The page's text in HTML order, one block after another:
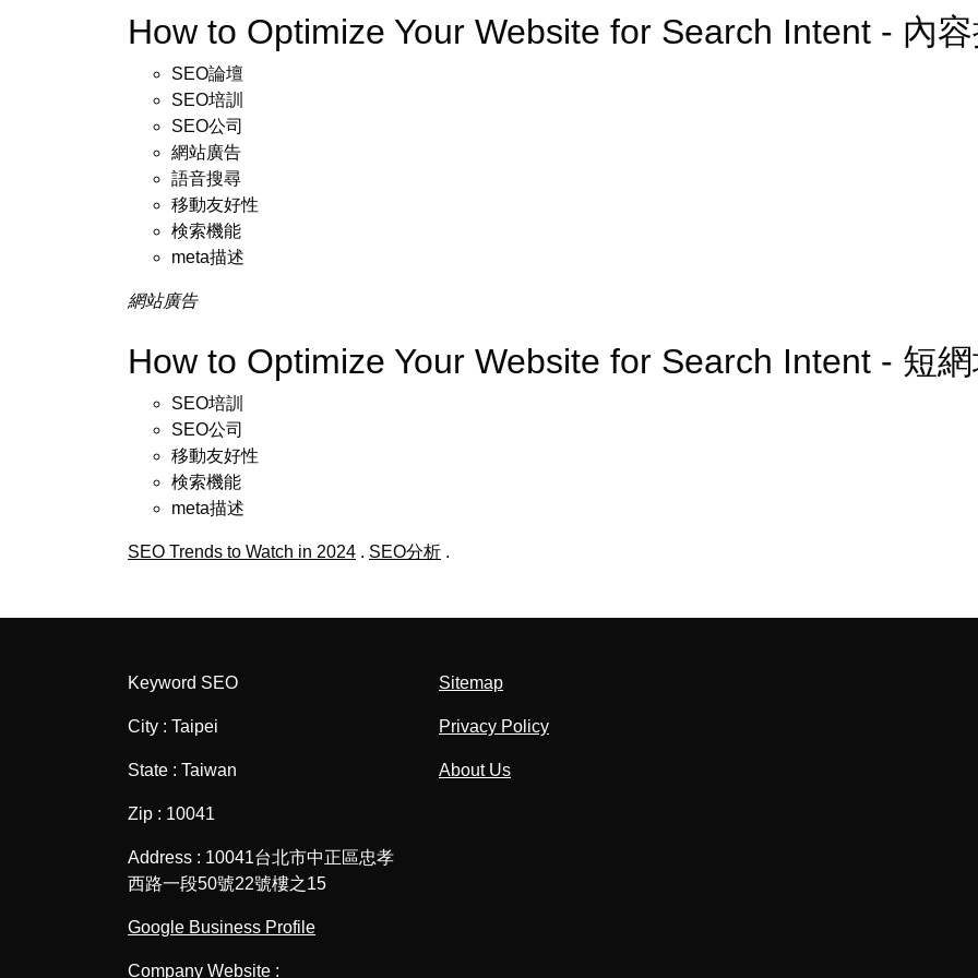
How to Optimize Your Website for Search Intent - 內
SEO論壇
SEO培訓
SEO公司
網站廣告
語音搜尋
移動友好性
検索機能
meta描述
網站廣告
How to Optimize Your Website for Search Intent - 短
SEO培訓
SEO公司
移動友好性
検索機能
meta描述
SEO Trends to Watch in 2024 . SEO分析 .
Keyword SEO
City : Taipei
State : Taiwan
Zip : 10041
Address : 10041台北市中正區忠孝
西路一段50號22號樓之15
Google Business Profile
Company Website :
Sitemap
Privacy Policy
About Us